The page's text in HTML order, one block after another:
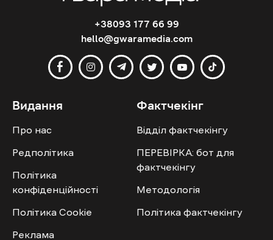
+38093 177 66 99
hello@gwaramedia.com
Видання
Про нас
Редполітика
Політика
конфіденційності
Політика Cookie
Реклама
Фактчекінг
Відділ фактчекінгу
ПЕРЕВІРКА: бот для
фактчекінгу
Методологія
Політика фактчекінгу